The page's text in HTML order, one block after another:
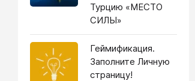
Турцию «МЕСТО
СИЛЫ»
Геймификация.
Заполните Личную
страницу!